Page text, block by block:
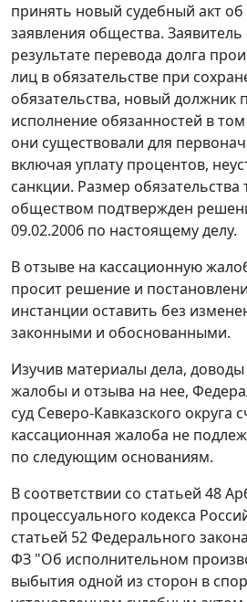
принять новый судебный акт
заявления общества. Заявитель
результате перевода долга
лиц в обязательстве при
обязательства, новый должник
исполнение обязанностей в
они существовали для
включая уплату процентов,
санкции. Размер
обществом подтвержден
09.02.2006 по настоящему делу.
В отзыве на кассационную
просит решение и
инстанции оставить без
законными и обоснованными.
Изучив материалы дела,
жалобы и отзыва на нее,
суд Северо-Кавказского округа
кассационная жалоба не
по следующим основаниям.
В соответствии со статьей 48
процессуального кодекса
статьей 52Федерального
ФЗ "Об исполнительном
выбытия одной из сторон в